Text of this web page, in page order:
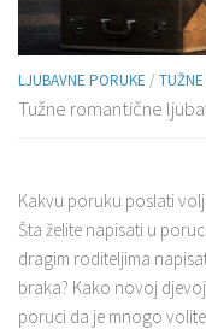
LJUBAVNE PORUKE /
Tužne romantične
Kakvu poruku poslati
Šta želite napisati u
dragim roditeljima
braka? Kako novoj
poruci da je mnogo